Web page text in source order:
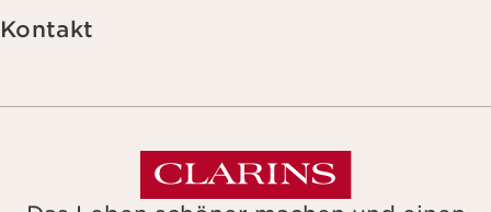
Kontakt